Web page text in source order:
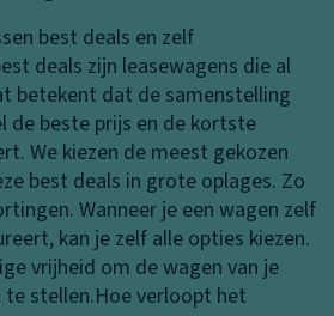
best deals en zelf
deals zijn leasewagens die al
betekent dat de samenstelling
de beste prijs en de kortste
We kiezen de meest gekozen
best deals in grote oplages. Zo
Wanneer je een wagen zelf
kan je zelf alle opties kiezen.
vrijheid om de wagen van je
te stellen.Hoe verloopt het